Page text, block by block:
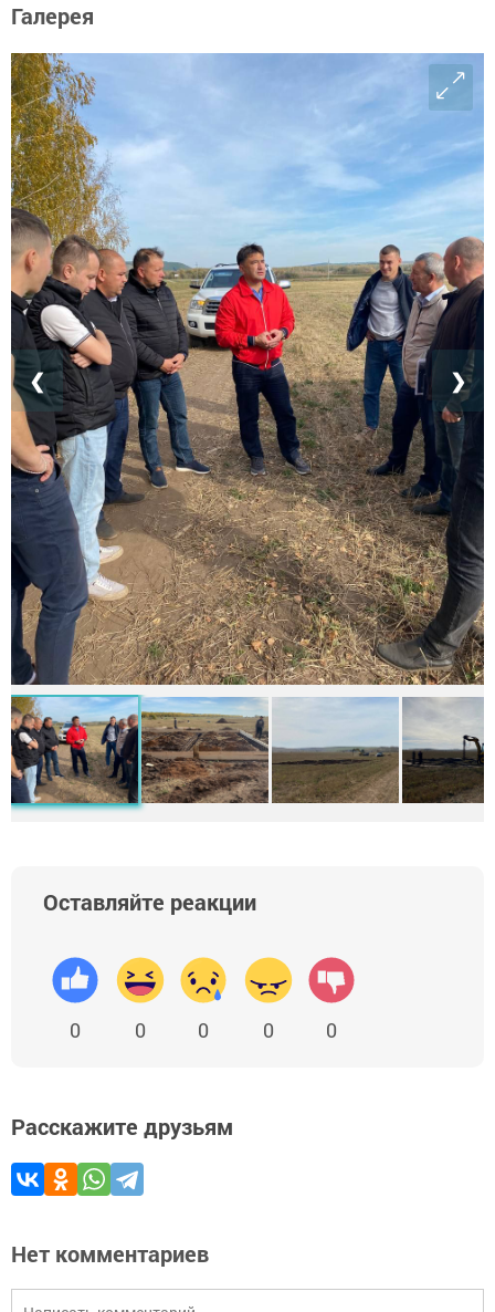
Галерея
❮ ❯
Оставляйте реакции
0 0 0 0 0
Расскажите друзьям
Нет комментариев